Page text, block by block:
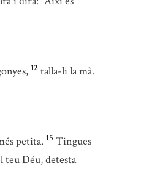
12 talla-li la mà.
petita. 15 Tingues
teu Déu, detesta